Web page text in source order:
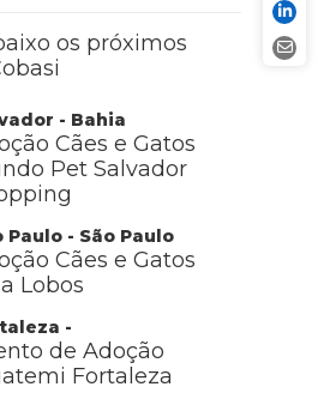
os próximos
- Bahia
Cães e Gatos
Pet Salvador
Paulo - São Paulo
Cães e Gatos
Lobos
-
de Adoção
Fortaleza